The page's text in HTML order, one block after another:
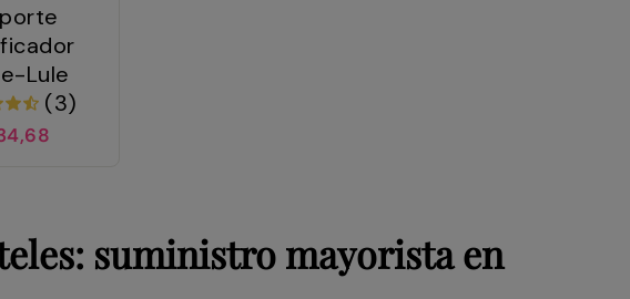
Lule
(3)
suministro mayorista en